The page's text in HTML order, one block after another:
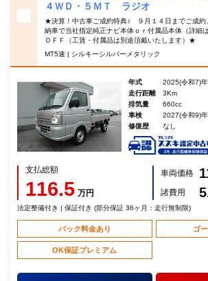
４ＷＤ・５ＭＴ ラジオ
★決算！中古車ご成約特典♪ ９月１４日までご成約
納車で当社指定純正ナビ本体ｏｒ付属品本体（詳細
ＯＦＦ（工賃・付属品は別途頂戴いたします）★
MT5速 | シルキーシルバーメタリック
年式
2025(令和7)年
走行距離
3Km
排気量
660cc
車検
2027(令和9)
修復歴
なし
支払総額
116.5 万円
車両価格
諸費用
法定整備付き | 保証付き (部分保証 36ヶ月：走行無制限)
パック料金あり ゴ
OK保証プレミアム